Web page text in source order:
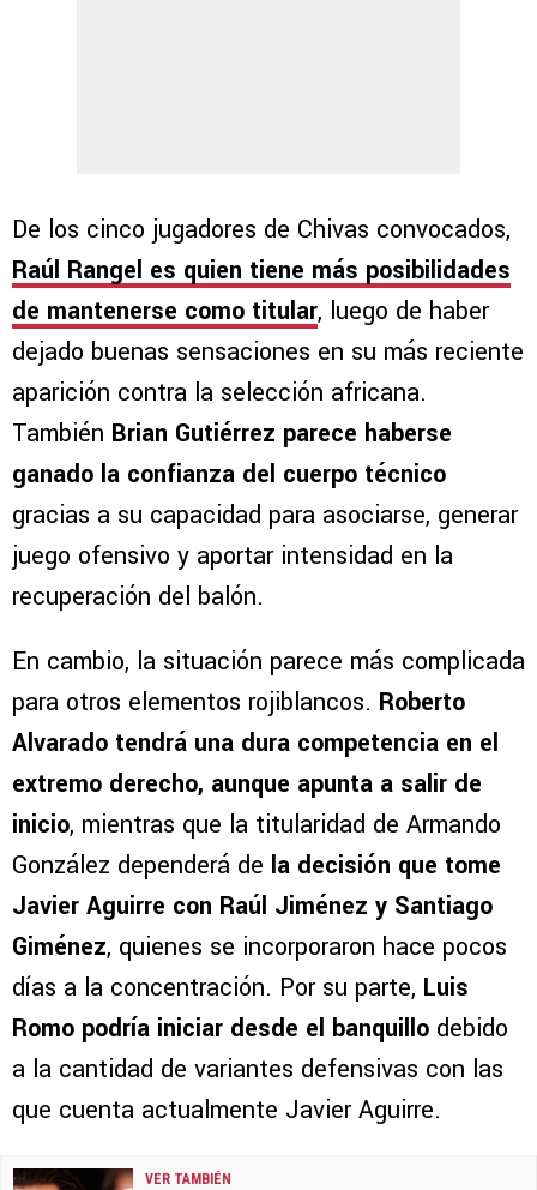
De los cinco jugadores de Chivas convocados,
Raúl Rangel es quien tiene más posibilidades
de mantenerse como titular, luego de haber
dejado buenas sensaciones en su más reciente
aparición contra la selección africana.
También Brian Gutiérrez parece haberse
ganado la confianza del cuerpo técnico
gracias a su capacidad para asociarse, generar
juego ofensivo y aportar intensidad en la
recuperación del balón.
En cambio, la situación parece más complicada
para otros elementos rojiblancos. Roberto
Alvarado tendrá una dura competencia en el
extremo derecho, aunque apunta a salir de
inicio, mientras que la titularidad de Armando
González dependerá de la decisión que tome
Javier Aguirre con Raúl Jiménez y Santiago
Giménez, quienes se incorporaron hace pocos
días a la concentración. Por su parte, Luis
Romo podría iniciar desde el banquillo debido
a la cantidad de variantes defensivas con las
que cuenta actualmente Javier Aguirre.
VER TAMBIÉN